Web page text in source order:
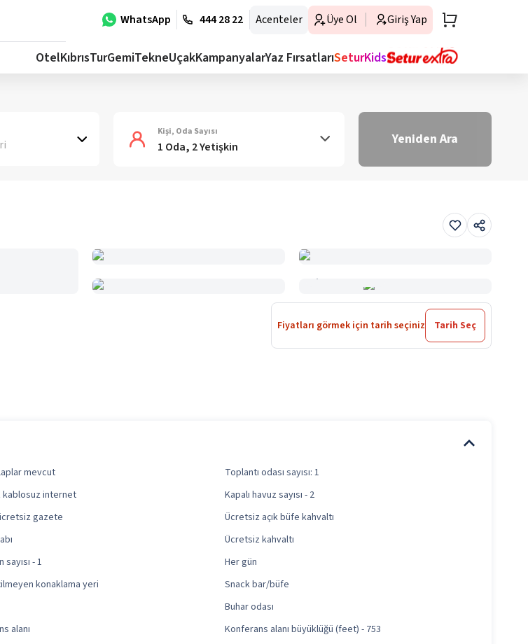
WhatsApp 444 28 22 Acenteler Üye Ol Giriş Yap
OtelKıbrısTurGemiTekneUçakKampanyalarYaz FırsatlarıSeturKids
Kişi, Oda Sayısı
1 Oda, 2 Yetişkin Yeniden Ara
Fiyatları görmek için tarih seçiniz Tarih Seç
mevcut
Toplantı odası sayısı: 1
kablosuz internet
Kapalı havuz sayısı - 2
gazete
Ücretsiz açık büfe kahvaltı
Ücretsiz kahvaltı
- 1
Her gün
konaklama yeri
Snack bar/büfe
Buhar odası
alanı
Konferans alanı büyüklüğü (feet) - 753